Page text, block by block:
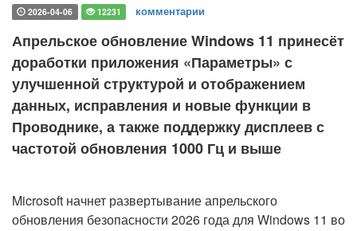
2026-04-06 12231 комментарии
Апрельское обновление Windows 11 принесёт
доработки приложения «Параметры» с
улучшенной структурой и отображением
данных, исправления и новые функции в
Проводнике, а также поддержку дисплеев с
частотой обновления 1000 Гц и выше
Microsoft начнет развертывание апрельского
обновления безопасности 2026 года для Windows 11 во